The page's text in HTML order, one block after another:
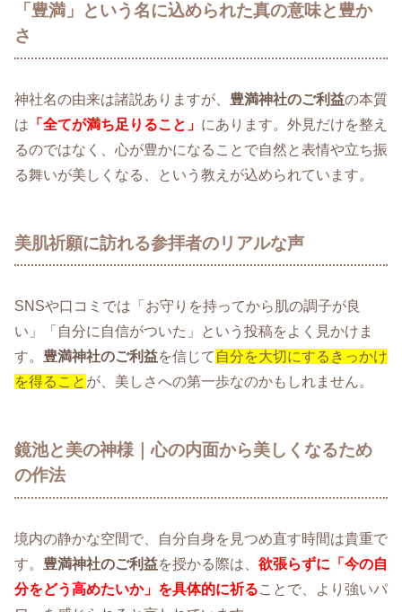
「豊満」という名に込められた真の意味と豊か
さ
神社名の由来は諸説ありますが、 豊満神社のご利益の本質
は 「全てが満ち足りること」 にあります。外見だけを整え
るのではなく、心が豊かになることで自然と表情や立ち振
る舞いが美しくなる、という教えが込められています。
美肌祈願に訪れる参拝者のリアルな声
SNSや口コミでは「お守りを持ってから肌の調子が良
い」「自分に自信がついた」という投稿をよく見かけま
す。 豊満神社のご利益を信じて 自分を大切にするきっかけ
を得ること が、美しさへの第一歩なのかもしれません。
鏡池と美の神様｜心の内面から美しくなるため
の作法
境内の静かな空間で、自分自身を見つめ直す時間は貴重で
す。 豊満神社のご利益を授かる際は、 欲張らずに「今の自
分をどう高めたいか」を具体的に祈ることで、より強いパ